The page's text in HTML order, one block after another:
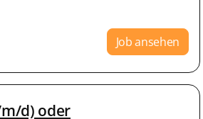
Job ansehen
d) oder